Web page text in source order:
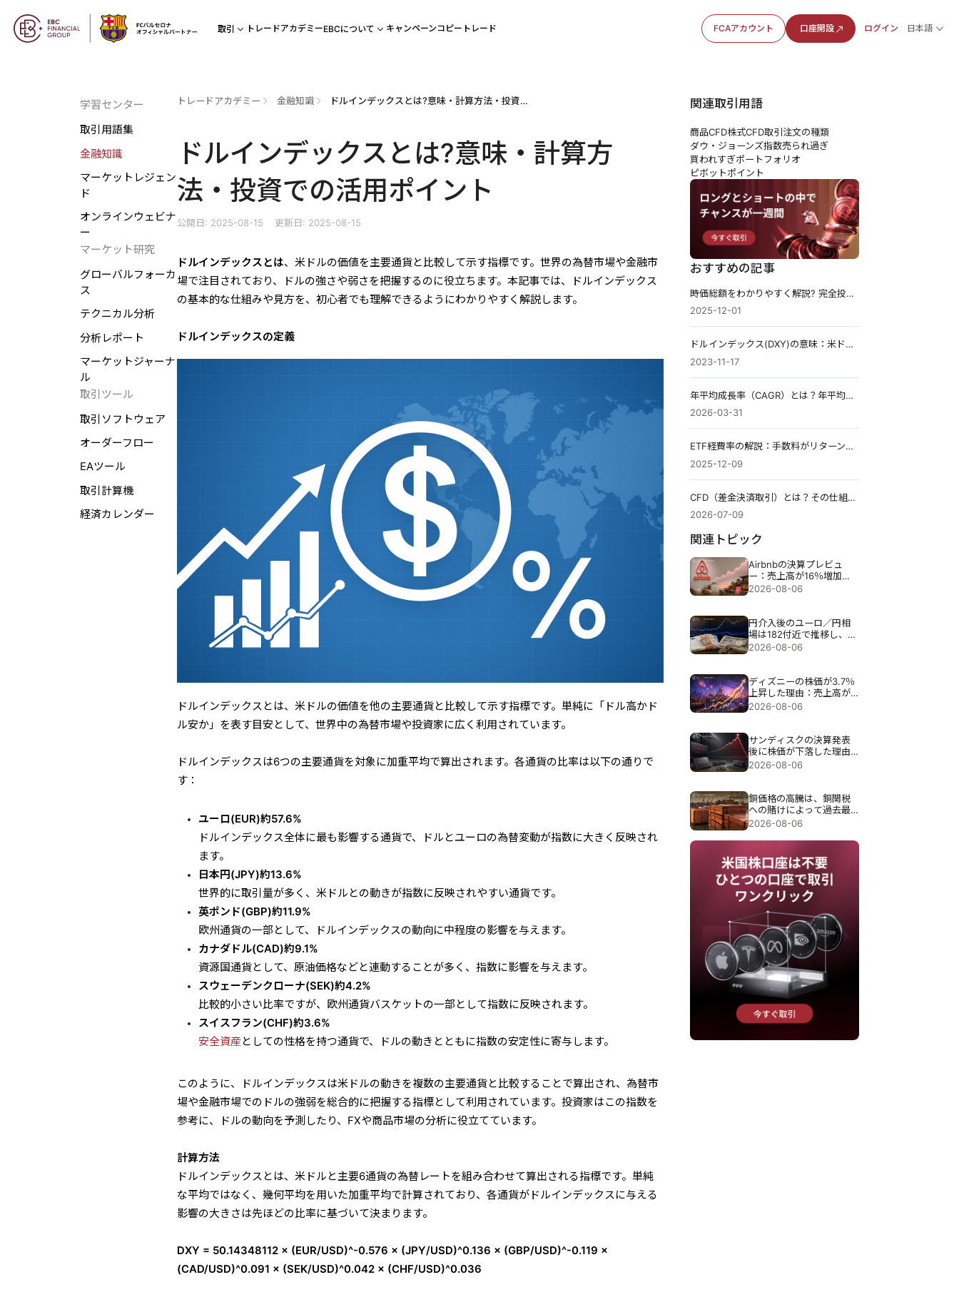
取引 トレードアカデミーEBCについて キャンペーンコピートレード FCAアカウント 口座開設 ログイン 日本語
学習センター
取引用語集
金融知識
マーケットレジェン
ド
オンラインウェビナ
ー
マーケット研究
グローバルフォーカ
ス
テクニカル分析
分析レポート
マーケットジャーナ
ル
取引ツール
取引ソフトウェア
オーダーフロー
EAツール
取引計算機
経済カレンダー
トレードアカデミー 金融知識 ドルインデックスとは?意味・計算方法・投資での活用ポイント
ドルインデックスとは?意味・計算方
法・投資での活用ポイント
公開日: 2025-08-15 更新日: 2025-08-15
ドルインデックスとは、米ドルの価値を主要通貨と比較して示す指標です。世界の為替市場や金融市
場で注目されており、ドルの強さや弱さを把握するのに役立ちます。本記事では、ドルインデックス
の基本的な仕組みや見方を、初心者でも理解できるようにわかりやすく解説します。
ドルインデックスの定義
ドルインデックスとは、米ドルの価値を他の主要通貨と比較して示す指標です。単純に「ドル高かド
ル安か」を表す目安として、世界中の為替市場や投資家に広く利用されています。
ドルインデックスは6つの主要通貨を対象に加重平均で算出されます。各通貨の比率は以下の通りで
す：
ユーロ(EUR)約57.6%
ドルインデックス全体に最も影響する通貨で、ドルとユーロの為替変動が指数に大きく反映され
ます。
日本円(JPY)約13.6%
世界的に取引量が多く、米ドルとの動きが指数に反映されやすい通貨です。
英ポンド(GBP)約11.9%
欧州通貨の一部として、ドルインデックスの動向に中程度の影響を与えます。
カナダドル(CAD)約9.1%
資源国通貨として、原油価格などと連動することが多く、指数に影響を与えます。
スウェーデンクローナ(SEK)約4.2%
比較的小さい比率ですが、欧州通貨バスケットの一部として指数に反映されます。
スイスフラン(CHF)約3.6%
安全資産としての性格を持つ通貨で、ドルの動きとともに指数の安定性に寄与します。
このように、ドルインデックスは米ドルの動きを複数の主要通貨と比較することで算出され、為替市
場や金融市場でのドルの強弱を総合的に把握する指標として利用されています。投資家はこの指数を
参考に、ドルの動向を予測したり、FXや商品市場の分析に役立てています。
計算方法
ドルインデックスとは、米ドルと主要6通貨の為替レートを組み合わせて算出される指標です。単純
な平均ではなく、幾何平均を用いた加重平均で計算されており、各通貨がドルインデックスに与える
影響の大きさは先ほどの比率に基づいて決まります。
DXY = 50.14348112 × (EUR/USD)^-0.576 × (JPY/USD)^0.136 × (GBP/USD)^-0.119 ×
(CAD/USD)^0.091 × (SEK/USD)^0.042 × (CHF/USD)^0.036
関連取引用語
商品CFD株式CFD取引注文の種類
ダウ・ジョーンズ指数売られ過ぎ
買われすぎポートフォリオ
ピボットポイント
おすすめの記事
時価総額をわかりやすく解説? 完全投資家ガイド
2025-12-01
ドルインデックス(DXY)の意味：米ドルの強さを読む方法
2023-11-17
年平均成長率（CAGR）とは？年平均成長率ガイド
2026-03-31
ETF経費率の解説：手数料がリターンに与える影響
2025-12-09
CFD（差金決済取引）とは？その仕組み、コスト、レバレッジ、リスクについて解説します。
2026-07-09
関連トピック
Airbnbの決算プレビュ
ー：売上高が16％増加し
ても、Airbnbの株価が下
2026-08-06
円介入後のユーロ／円相
場は182付近で推移し、円
介入が試される。
2026-08-06
ディズニーの株価が3.7％
上昇した理由：売上高が
予想を下回ったにもかか
2026-08-06
サンディスクの決算発表
後に株価が下落した理由
は、過去最高の89億7000
とだ。
2026-08-06
銅価格の高騰は、銅関税
への賭けによって過去最
高の6,703ドルまで押し上
2026-08-06